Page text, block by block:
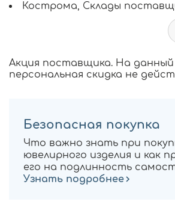
Кострома, Склады
Акция поставщика. На
персональная скидка не
Безопасная покупка
Что важно знать при
ювелирного изделия и как
его на подлинность
Узнать подробнее